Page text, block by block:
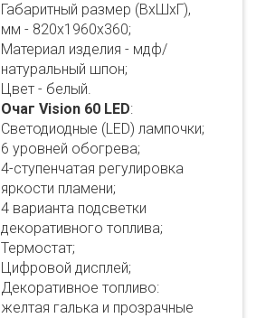
Габаритный размер (ВхШхГ),
мм - 820х1960х360;
Материал изделия - мдф/
натуральный шпон;
Цвет - белый.
Очаг Vision 60 LED:
Светодиодные (LED) лампочки;
6 уровней обогрева;
4-ступенчатая регулировка
яркости пламени;
4 варианта подсветки
декоративного топлива;
Термостат;
Цифровой дисплей;
Декоративное топливо:
желтая галька и прозрачные